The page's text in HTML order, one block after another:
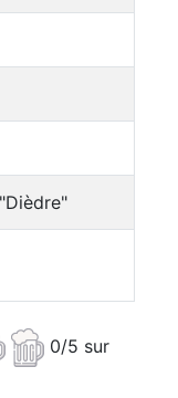
0/5 sur